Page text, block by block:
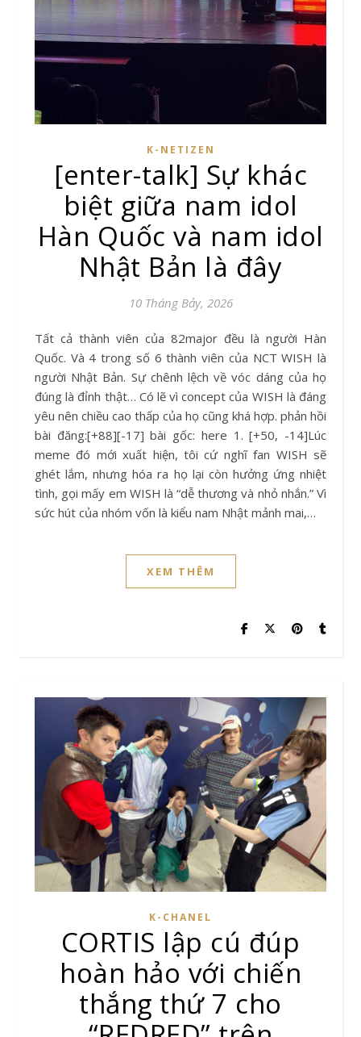
K-NETIZEN
[enter-talk] Sự khác
biệt giữa nam idol
Hàn Quốc và nam idol
Nhật Bản là đây
10 Tháng Bảy, 2026
Tất cả thành viên của 82major đều là người Hàn
Quốc. Và 4 trong số 6 thành viên của NCT WISH là
người Nhật Bản. Sự chênh lệch về vóc dáng của họ
đúng là đỉnh thật… Có lẽ vì concept của WISH là đáng
yêu nên chiều cao thấp của họ cũng khá hợp. phản hồi
bài đăng:[+88][-17] bài gốc: here 1. [+50, -14]Lúc
meme đó mới xuất hiện, tôi cứ nghĩ fan WISH sẽ
ghét lắm, nhưng hóa ra họ lại còn hưởng ứng nhiệt
tình, gọi mấy em WISH là “dễ thương và nhỏ nhắn.” Vì
sức hút của nhóm vốn là kiểu nam Nhật mảnh mai,…
XEM THÊM
K-CHANEL
CORTIS lập cú đúp
hoàn hảo với chiến
thắng thứ 7 cho